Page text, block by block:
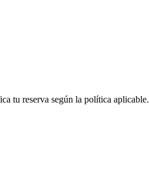
tu reserva según la política aplicable.